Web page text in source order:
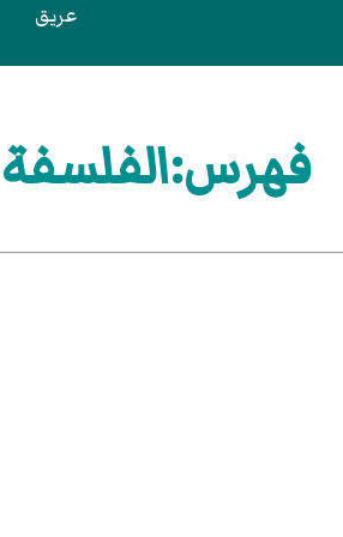
عريق
فهرس:الفلسفة